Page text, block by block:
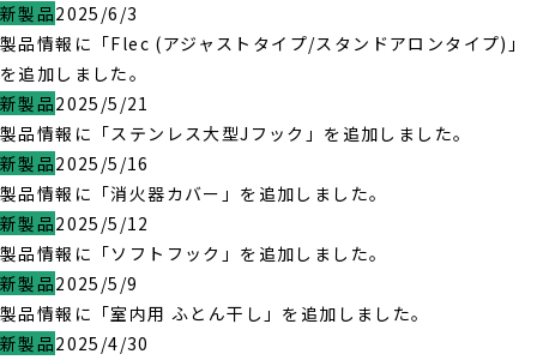
新製品2025/6/3
製品情報に「Flec (アジャストタイプ/スタンドアロンタイプ)」
を追加しました。
新製品2025/5/21
製品情報に「ステンレス大型Jフック」を追加しました。
新製品2025/5/16
製品情報に「消火器カバー」を追加しました。
新製品2025/5/12
製品情報に「ソフトフック」を追加しました。
新製品2025/5/9
製品情報に「室内用 ふとん干し」を追加しました。
新製品2025/4/30